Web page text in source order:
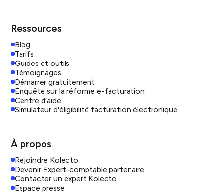
Ressources
Blog
Tarifs
Guides et outils
Témoignages
Démarrer gratuitement
Enquête sur la réforme e-facturation
Centre d'aide
Simulateur d'éligibilité facturation électronique
À propos
Rejoindre Kolecto
Devenir Expert-comptable partenaire
Contacter un expert Kolecto
Espace presse